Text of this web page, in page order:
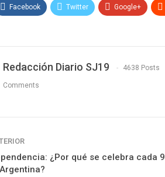
Facebook Twitter Google+
Redacción Diario SJ19 4638 Posts
Comments
¿Por qué se celebra cada 9